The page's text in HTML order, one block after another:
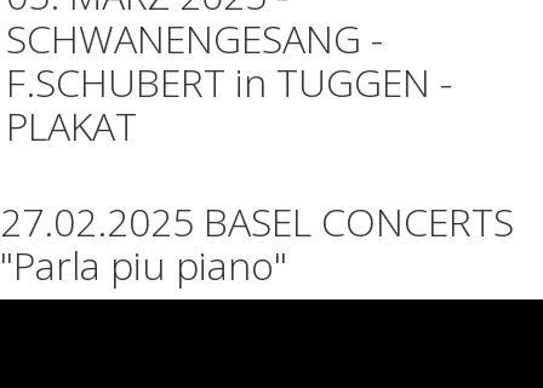
SCHWANENGESANG -
F.SCHUBERT in TUGGEN -
PLAKAT
27.02.2025 BASEL CONCERTS
"Parla piu piano"